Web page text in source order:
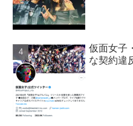
仮面女子
な契約違